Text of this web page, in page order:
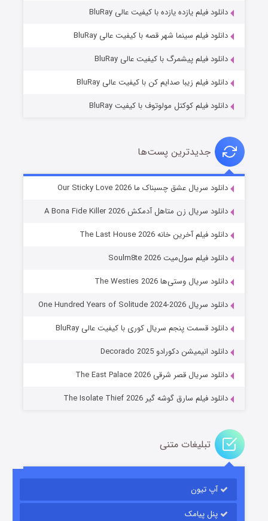
شوهر
عملیات آپارتمان
قسمت۲ (زیرنویس) منتشر شد
دانلود فیلم یازده یازده با کیفیت عالی BluRay
دانلود فیلم سینما شهر قصه با کیفیت عالی BluRay
دانلود فیلم پیشمرگ با کیفیت عالی BluRay
دانلود فیلم زیبا صدایم کن با کیفیت عالی BluRay
دانلود فیلم کوکتل مولوتوف با کیفیت BluRay
جدیدترین پست‌ها
دانلود سریال عشق چسبناک ما Our Sticky Love 2026
دانلود سریال زن متاهل آدمکش A Bona Fide Killer 2026
دانلود فیلم آخرین خانه The Last House 2026
دانلود فیلم سول‌میت Soulm8te 2026
دانلود سریال وستی‌ها The Westies 2026
دانلود سریال One Hundred Years of Solitude 2024-2026
دانلود قسمت پنجم سریال کوری با کیفیت عالی BluRay
دانلود انیمیشن دکورادو Decorado 2025
دانلود سریال قصر شرقی The East Palace 2026
دانلود فیلم سارق گوشه گیر The Isolate Thief 2026
تبلیغات متنی
آپ تیون
پنل پیامک